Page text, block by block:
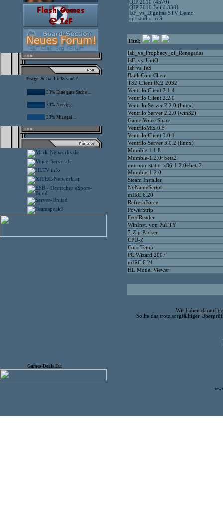
Frage: Social Links sind ?
33% Eine gute Sache ...
33% Nervig ...
33% Mir egal ...
Games-Deals.Eu:
QIP 2010 (4570)
QIP 2010 Build 3381
IsF_vs_Dignitas STV Demo
cp_studio_rc3
Titel:
IsF_vs_Prophecy_of_Renegades
IsF_vs_UniQ
IsF vs TeS
BattleCom Client
TS2 Client RC2 2032
Ventrilo Client 2.1.4
Ventrilo Client 2.2.0
Ventrilo Server 2.2.0 (linux)
Ventrilo Server 2.2.0 (win32)
Game Voice Share
VentriloMix 0.5
Ventrilo Client 3.0.1
Ventrilo Server 3.0.2 (linux)
Mumble 1.1.8
Mumble-1.2.0~beta2
murmur-static_x86-1.2.0~beta2
Mumble-1.2.0
Steam Installer
NoNameScript
mIRC 6.20
RefreshForce
PowerStrip
FeedReader
WinInst. von PuTTY
7-Zip Packer
CPU-Z
Core Temp
PC Wizard 2007
mIRC 6.21
HL Model Viewer
Wir haben darauf
Sollte das trotz sorgfälltiger